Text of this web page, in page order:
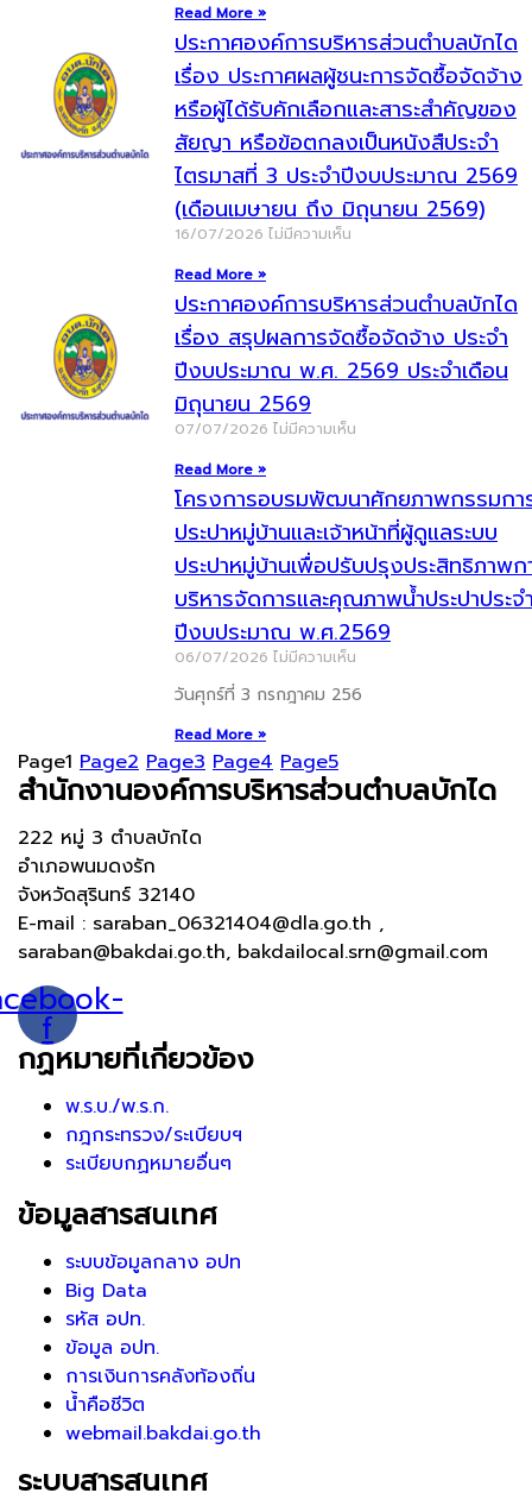
Read More »
ประกาศองค์การบริหารส่วนตำบลบักได
เรื่อง ประกาศผลผู้ชนะการจัดซื้อจัดจ้าง
หรือผู้ได้รับคักเลือกและสาระสำคัญของ
สัยญา หรือข้อตกลงเป็นหนังสืประจำ
ไตรมาสที่ 3 ประจำปีงบประมาณ 2569
(เดือนเมษายน ถึง มิถุนายน 2569)
16/07/2026 ไม่มีความเห็น
Read More »
ประกาศองค์การบริหารส่วนตำบลบักได
เรื่อง สรุปผลการจัดซื้อจัดจ้าง ประจำ
ปีงบประมาณ พ.ศ. 2569 ประจำเดือน
มิถุนายน 2569
07/07/2026 ไม่มีความเห็น
Read More »
โครงการอบรมพัฒนาศักยภาพกรรมกา
ประปาหมู่บ้านและเจ้าหน้าที่ผู้ดูแลระบบ
ประปาหมู่บ้านเพื่อปรับปรุงประสิทธิภาพก
บริหารจัดการและคุณภาพน้ำประปาประจ
ปีงบประมาณ พ.ศ.2569
06/07/2026 ไม่มีความเห็น
วันศุกร์ที่ 3 กรกฎาคม 256
Read More »
Page1 Page2 Page3 Page4 Page5
สำนักงานองค์การบริหารส่วนตำบลบักได
222 หมู่ 3 ตำบลบักได
อำเภอพนมดงรัก
จังหวัดสุรินทร์ 32140
E-mail : saraban_06321404@dla.go.th ,
saraban@bakdai.go.th, bakdailocal.srn@gmail.com
f
กฏหมายที่เกี่ยวข้อง
พ.ร.บ./พ.ร.ก.
กฎกระทรวง/ระเบียบฯ
ระเบียบกฏหมายอื่นๆ
ข้อมูลสารสนเทศ
ระบบข้อมูลกลาง อปท
Big Data
รหัส อปท.
ข้อมูล อปท.
การเงินการคลังท้องถิ่น
น้ำคือชีวิต
webmail.bakdai.go.th
ระบบสารสนเทศ